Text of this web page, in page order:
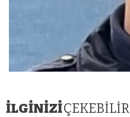
İLGİNİZİÇEKEBİLİR